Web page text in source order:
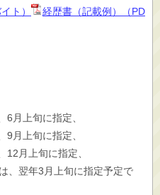
ト）
経歴書（記載例）（PD
6月上旬に指定、
月上旬に指定、
月上旬に指定、
、翌年3月上旬に指定予定で